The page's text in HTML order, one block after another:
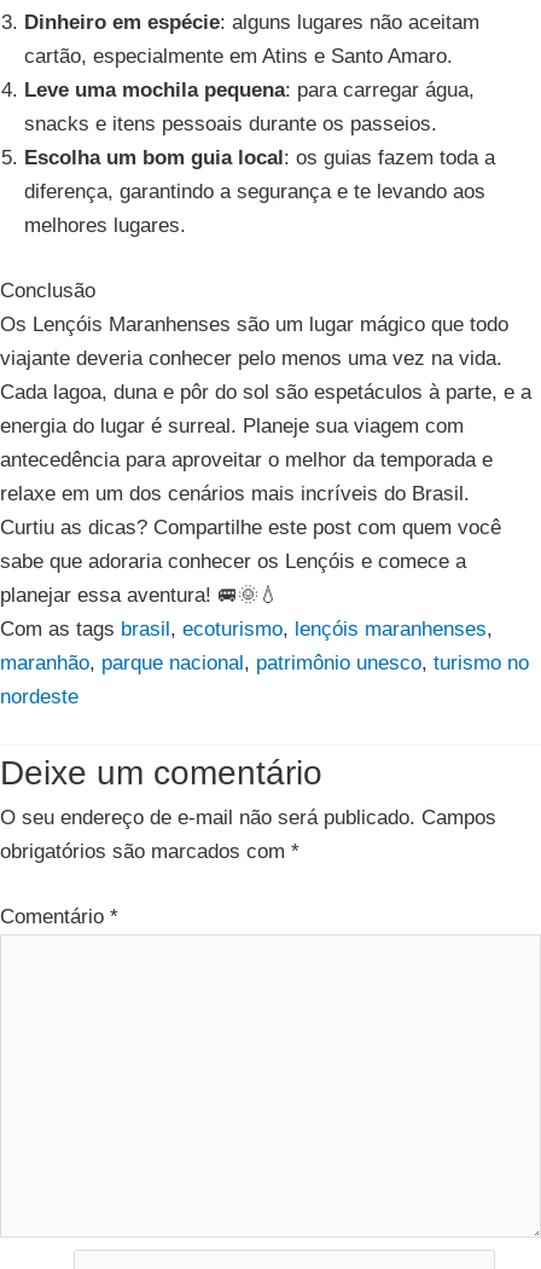
Dinheiro em espécie: alguns lugares não aceitam
cartão, especialmente em Atins e Santo Amaro.
Leve uma mochila pequena: para carregar água,
snacks e itens pessoais durante os passeios.
Escolha um bom guia local : os guias fazem toda a
diferença, garantindo a segurança e te levando aos
melhores lugares.
Conclusão
Os Lençóis Maranhenses são um lugar mágico que todo
viajante deveria conhecer pelo menos uma vez na vida.
Cada lagoa, duna e pôr do sol são espetáculos à parte, e a
energia do lugar é surreal. Planeje sua viagem com
antecedência para aproveitar o melhor da temporada e
relaxe em um dos cenários mais incríveis do Brasil.
Curtiu as dicas? Compartilhe este post com quem você
sabe que adoraria conhecer os Lençóis e comece a
planejar essa aventura! 🚐🌞💧
Com as tags brasil, ecoturismo, lençóis maranhenses,
maranhão, parque nacional, patrimônio unesco, turismo no
nordeste
Deixe um comentário
O seu endereço de e-mail não será publicado. Campos
obrigatórios são marcados com *
Comentário *